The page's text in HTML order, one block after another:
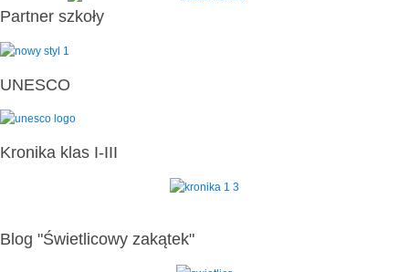
Partner szkoły
UNESCO
Kronika klas I-III
Blog "Świetlicowy zakątek"